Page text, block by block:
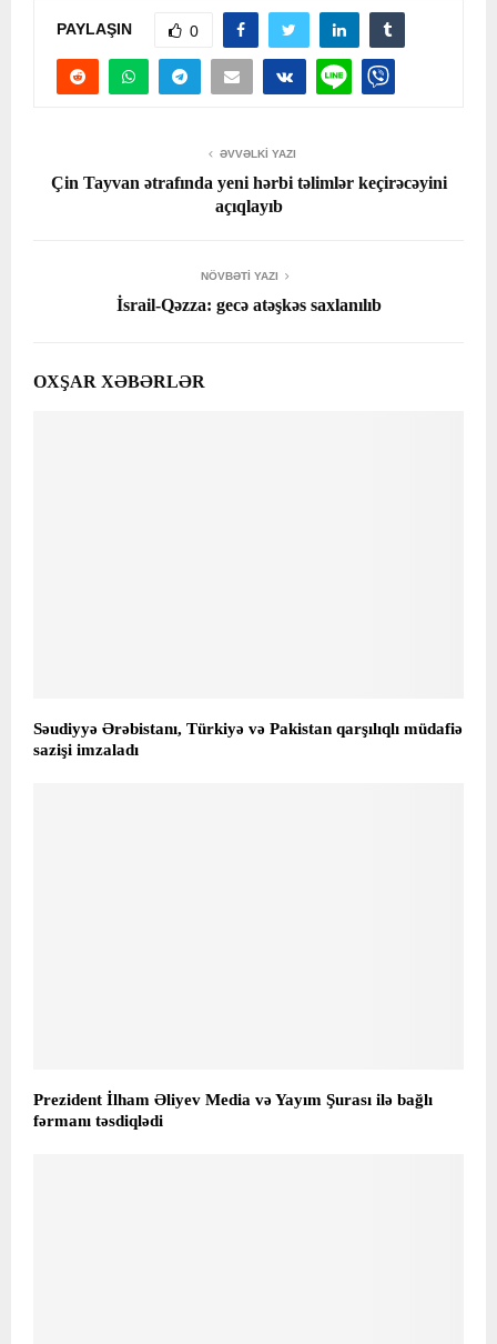
PAYLAŞIN 0
ƏVVƏLKI YAZI
Çin Tayvan ətrafında yeni hərbi təlimlər keçirəcəyini
açıqlayıb
NÖVBƏTI YAZI
İsrail-Qəzza: gecə atəşkəs saxlanılıb
OXŞAR XƏBƏRLƏR
Səudiyyə Ərəbistanı, Türkiyə və Pakistan qarşılıqlı müdafiə
sazişi imzaladı
Prezident İlham Əliyev Media və Yayım Şurası ilə bağlı
fərmanı təsdiqlədi